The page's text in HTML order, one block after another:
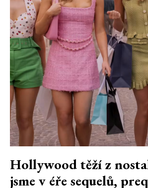
Hollywood těží z
jsme v éře sequelů,